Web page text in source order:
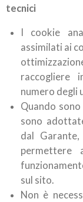
tecnici
I cookie
assimilati ai
raccogliere
numero degli
Quando
sono
dal
sul sito.
Non è